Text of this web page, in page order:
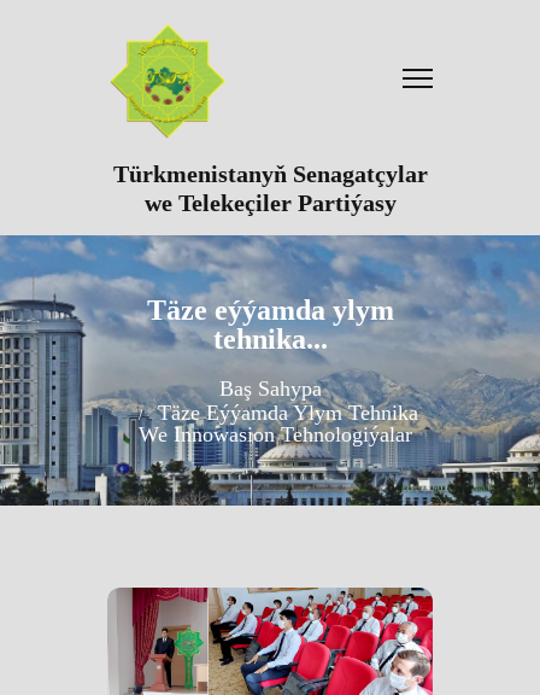
Türkmenistanyň Senagatçylar
we Telekeçiler Partiýasy
Täze eýýamda ylym
tehnika...
Baş Sahypa
Täze Eýýamda Ylym Tehnika
We Innowasion Tehnologiýalar